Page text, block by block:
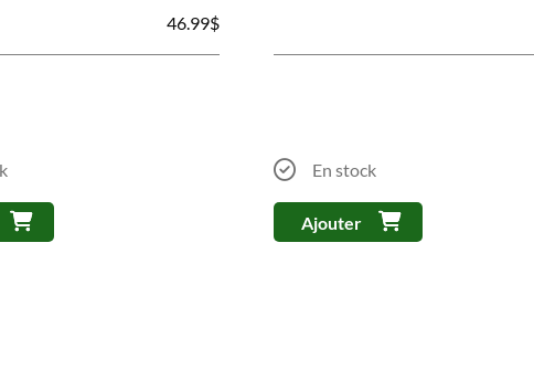
46.99$
En stock
Ajouter